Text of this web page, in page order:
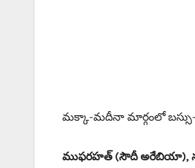
మక్కా-మదీనా మార్గంలో బస్సు-
ముఫరహత్ (సౌదీ అరేబియా),